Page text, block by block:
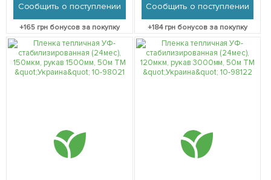
Сообщить о поступлении
+165 грн бонусов за покупку
Сообщить о поступлении
+184грн бонусов за покупку